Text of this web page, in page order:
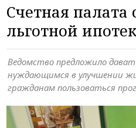
Счетная палата
льготной
Ведомство предложило
нуждающимся в улучшении
гражданам пользоваться